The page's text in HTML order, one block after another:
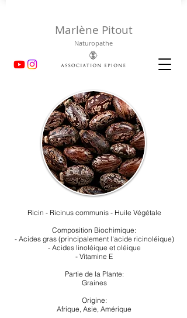
Marlène Pitout
Naturopathe
Ricin - Ricinus communis - Huile Végétale
Composition Biochimique:
- Acides gras (principalement l'acide ricinoléique)
- Acides linoléique et oléique
- Vitamine E
Partie de la Plante:
Graines
Origine:
Afrique, Asie, Amérique